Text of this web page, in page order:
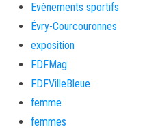
Evènements sportifs
Évry-Courcouronnes
exposition
FDFMag
FDFVilleBleue
femme
femmes